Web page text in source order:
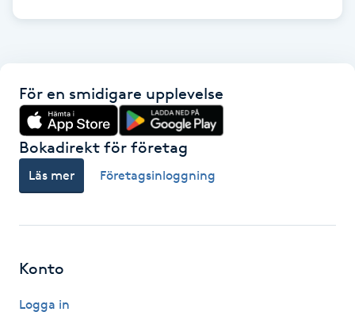
Fotsvamp
Fransar
Fransborttagning
Fransfärgning
Fransförlängning Megavolym
För en smidigare upplevelse
Bokadirekt för företag
Läs mer Företagsinloggning
Konto
Logga in